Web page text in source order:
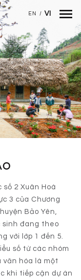
EN / VI
2 Xuân Hoà
3 của Chương
Bảo Yên,
sinh đang theo
với lớp 1 đến 5.
số từ các nhóm
văn hóa là một
khi tiếp cận dự án